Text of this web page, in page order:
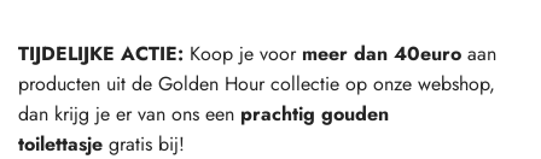
TIJDELIJKE ACTIE: Koop je voor meer dan 40euro aan
producten uit de Golden Hour collectie op onze webshop,
dan krijg je er van ons een prachtig gouden
toilettasje gratis bij!